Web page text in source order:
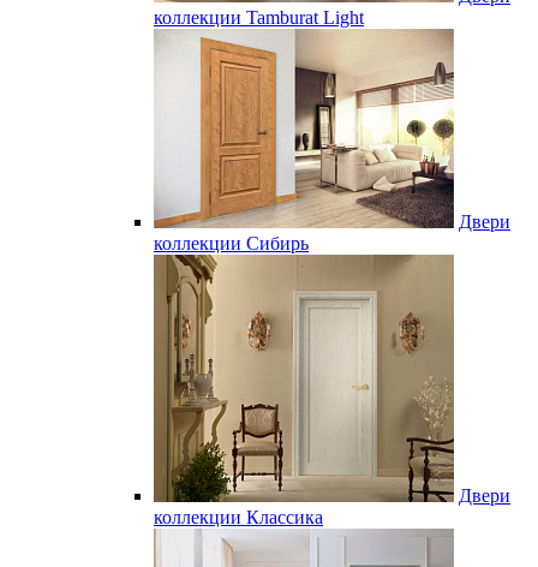
коллекции Tamburat Light
Двери
коллекции Сибирь
Двери
коллекции Классика